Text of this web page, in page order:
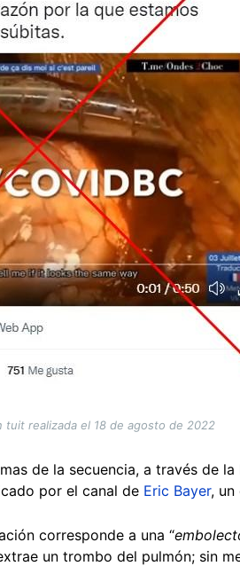
tuit realizada el 18 de agosto de 2022
de la secuencia, a través de la
por el canal de Eric Bayer, un
corresponde a una “
un trombo del pulmón; sin